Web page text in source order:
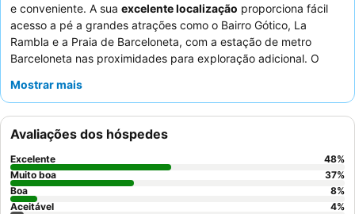
e conveniente. A sua excelente localização proporciona fácil
acesso a pé a grandes atrações como o Bairro Gótico, La
Rambla e a Praia de Barceloneta, com a estação de metro
Barceloneta nas proximidades para exploração adicional. O
confortáveis, garantindo uma experiência de descanso. Os
simpática e prestável
almoço, que oferece uma grande variedade de opções frescas
e quentes. Para uma estadia mais tranquila, considere solicitar
um quarto virado para o jardim.
Mostrar mais
Avaliações dos hóspedes
Excelente 48%
Muito boa
37%
Boa
8%
Aceitável
4%